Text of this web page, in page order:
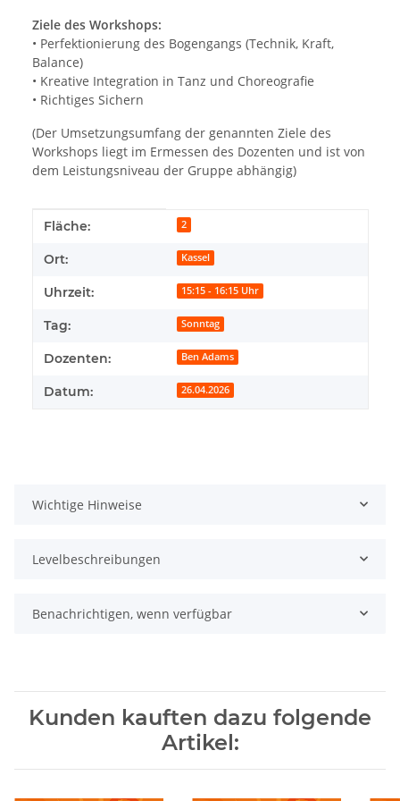
Ziele des Workshops:
• Perfektionierung des Bogengangs (Technik, Kraft,
Balance)
• Kreative Integration in Tanz und Choreografie
• Richtiges Sichern
(Der Umsetzungsumfang der genannten Ziele des
Workshops liegt im Ermessen des Dozenten und ist von
dem Leistungsniveau der Gruppe abhängig)
Produkteigenschaft
Wert
Fläche: 2
Ort: Kassel
Uhrzeit: 15:15 - 16:15 Uhr
Tag: Sonntag
Dozenten: Ben Adams
Datum: 26.04.2026
Wichtige Hinweise
Levelbeschreibungen
Benachrichtigen, wenn verfügbar
Kunden kauften dazu folgende
Artikel: